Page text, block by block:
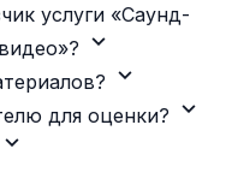
услуги «Саунд-
expand_more
expand_more
для оценки? expand_more
expand_more